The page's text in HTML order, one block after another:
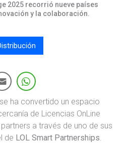
2025 recorrió nueve países
y la colaboración.
se ha convertido un espacio
de Licencias OnLine
a través de uno de sus
de LOL Smart Partnerships